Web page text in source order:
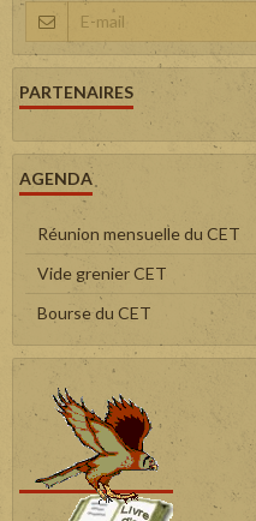
PARTENAIRES
AGENDA
Réunion mensuelle du CET
Vide grenier CET
Bourse du CET